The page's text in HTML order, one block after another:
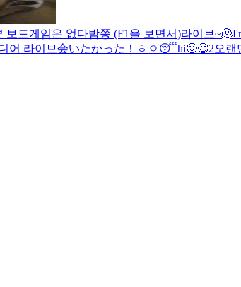
보드게임은 없다밤쫑 (F1을 보면서)라이브~🫠
어 라이브会いたかった！ ㅎㅇ 😴hi🙂😃2오랜